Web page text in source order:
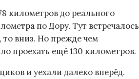
километров до реального
по Дору. Тут встречалось
то вниз. Но прежде чем
проехать ещё 130 километров.
и уехали далеко вперёд.